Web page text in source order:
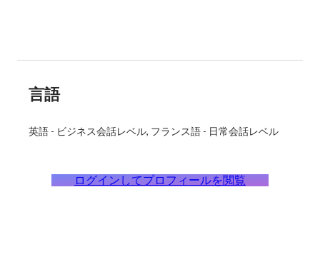
言語
英語 - ビジネス会話レベル フランス語 - 日常会話レベル
ログインしてプロフィールを閲覧